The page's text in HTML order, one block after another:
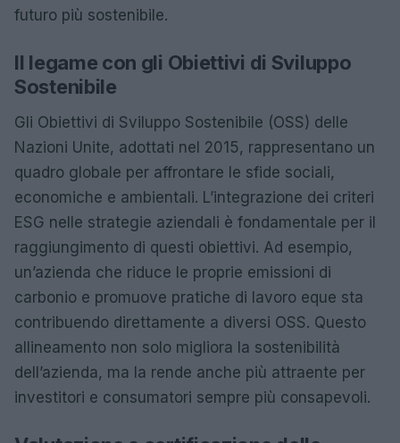
futuro più sostenibile.
Il legame con gli Obiettivi di Sviluppo
Sostenibile
Gli Obiettivi di Sviluppo Sostenibile (OSS) delle
Nazioni Unite, adottati nel 2015, rappresentano un
quadro globale per affrontare le sfide sociali,
economiche e ambientali. L’integrazione dei criteri
ESG nelle strategie aziendali è fondamentale per il
raggiungimento di questi obiettivi. Ad esempio,
un’azienda che riduce le proprie emissioni di
carbonio e promuove pratiche di lavoro eque sta
contribuendo direttamente a diversi OSS. Questo
allineamento non solo migliora la sostenibilità
dell’azienda, ma la rende anche più attraente per
investitori e consumatori sempre più consapevoli.